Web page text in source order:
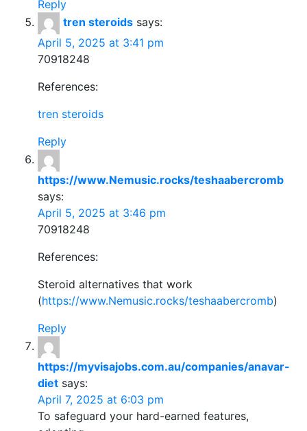
Reply
tren steroids says:
April 5, 2025 at 3:41 pm
70918248
References:
tren steroids
Reply
https://www.Nemusic.rocks/teshaabercromb
says:
April 5, 2025 at 3:46 pm
70918248
References:
Steroid alternatives that work
(https://www.Nemusic.rocks/teshaabercromb)
Reply
https://myvisajobs.com.au/companies/anavar-
diet says:
April 7, 2025 at 6:03 pm
To safeguard your hard-earned features,